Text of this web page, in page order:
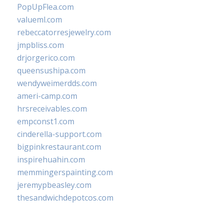
PopUpFlea.com
valueml.com
rebeccatorresjewelry.com
jmpbliss.com
drjorgerico.com
queensushipa.com
wendyweimerdds.com
ameri-camp.com
hrsreceivables.com
empconst1.com
cinderella-support.com
bigpinkrestaurant.com
inspirehuahin.com
memmingerspainting.com
jeremypbeasley.com
thesandwichdepotcos.com